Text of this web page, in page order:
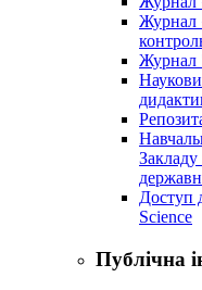
Журнал
Журнал
Закладу
Доступ
Science
Публічна